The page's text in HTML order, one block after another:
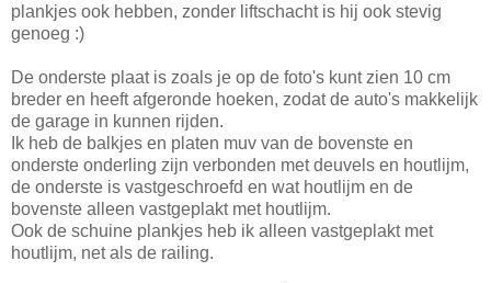
plankjes ook hebben, zonder liftschacht is hij ook stevig
genoeg :)
De onderste plaat is zoals je op de foto's kunt zien 10 cm
breder en heeft afgeronde hoeken, zodat de auto's makkelijk
de garage in kunnen rijden.
Ik heb de balkjes en platen muv van de bovenste en
onderste onderling zijn verbonden met deuvels en houtlijm,
de onderste is vastgeschroefd en wat houtlijm en de
bovenste alleen vastgeplakt met houtlijm.
Ook de schuine plankjes heb ik alleen vastgeplakt met
houtlijm, net als de railing.